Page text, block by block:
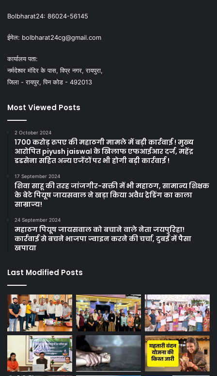
Bolbharat24: 86024-56145
ईमेल: bolbharat24cg@gmail.com
कार्यालय पता:
नर्मदेश्वर मंदिर के पास, विप्र नगर, रायपुरा,
जिला - रायपुर, पिन कोड - 492013
Most Viewed Posts
2 October 2024
1700 करोड़ रुपए की महाठगी मामले में बड़ी कार्रवाई ! मुख्य
आरोपित piyush jaiswal के खिलाफ एफआईआर दर्ज, महेंद्र
डडसेना सहित अन्य एजेंटों पर भी होगी बड़ी कार्रवाई !
17 September 2024
शिवा साहू की तरह जांजगीर-सक्ती में भी महाठग, सामान्य शिक्षक
के बेटे पियूष जायसवाल ने खड़ा किया अवैध ट्रेडिंग का काला
साम्राज्य!
24 September 2024
महाठग पियूष जायसवाल को बचाने वाले नेता जयपुरिहा!
कार्रवाई से बचने भाजपा ज्वाइन करने की चर्चा, दुबई में पैसा
खपाया
Last Modified Posts